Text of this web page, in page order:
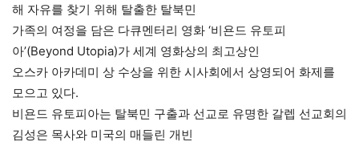
해 자유를 찾기 위해 탈출한 탈북민
가족의 여정을 담은 다큐멘터리 영화 ‘비욘드 유토피
아’(Beyond Utopia)가 세계 영화상의 최고상인
오스카 아카데미 상 수상을 위한 시사회에서 상영되어 화제를
모으고 있다.
비욘드 유토피아는 탈북민 구출과 선교로 유명한 갈렙 선교회의
김성은 목사와 미국의 매들린 개빈